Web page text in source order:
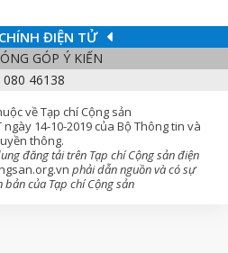
ĐIỆN TỬ
GÓP Ý KIẾN
080 46138
về Tạp chí Cộng sản
14-10-2019 của Bộ Thông tin và
thông.
đăng tải trên Tạp chí Cộng sản điện
phải dẫn nguồn và có sự
của Tạp chí Cộng sản